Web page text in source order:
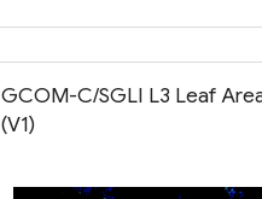
GCOM-C/SGLI L3 Leaf
(V1)